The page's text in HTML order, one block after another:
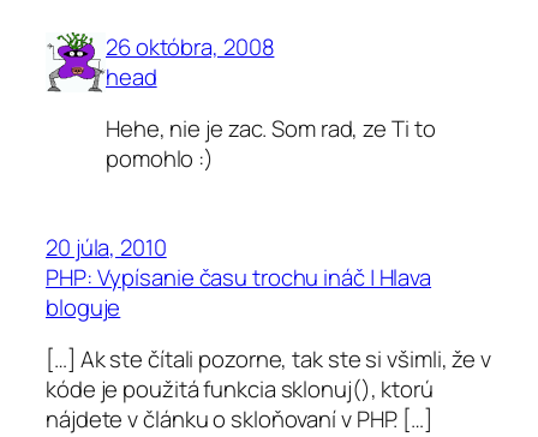
26 októbra, 2008
head
Hehe, nie je zac. Som rad, ze Ti to
pomohlo :)
20 júla, 2010
PHP: Vypísanie času trochu ináč | Hlava
bloguje
[…] Ak ste čítali pozorne, tak ste si všimli, že v
kóde je použitá funkcia sklonuj(), ktorú
nájdete v článku o skloňovaní v PHP. […]